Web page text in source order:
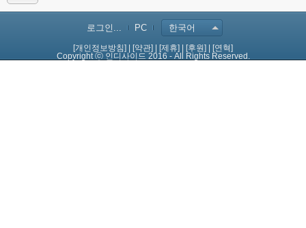
로그인... PC 한국어
[개인정보방침] [약관] [제휴] [후원]
[연혁]
Copyright ⓒ 인디사이드 2016 - All Rights Reserved.